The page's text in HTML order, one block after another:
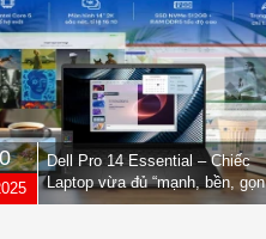
Dell Pro 14 Essential – Chiếc
Laptop vừa đủ “mạnh, bền, gọn
nhẹ” dành cho dân văn phòng